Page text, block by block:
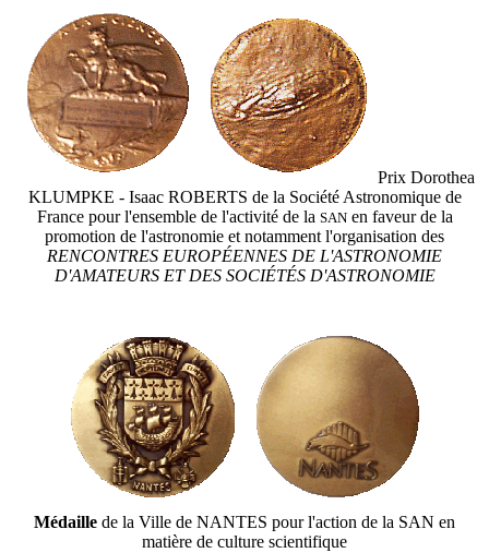
Prix Dorothea
KLUMPKE - Isaac ROBERTS de la Société Astronomique de
France pour l'ensemble de l'activité de la SANen faveur de la
promotion de l'astronomie et notamment l'organisation des
RENCONTRES EUROPÉENNES DE L'ASTRONOMIE
D'AMATEURS ET DES SOCIÉTÉS D'ASTRONOMIE
Médaille de la Ville de NANTES pour l'action de la SAN en
matière de culture scientifique